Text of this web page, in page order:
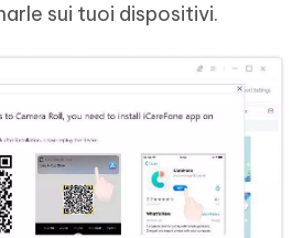
sui tuoi dispositivi.